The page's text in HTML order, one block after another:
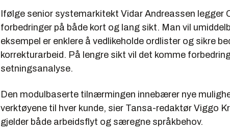
Ifølge senior systemarkitekt Vidar Andreassen legger
forbedringer på både kort og lang sikt. Man vil
eksempel er enklere å vedlikeholde ordlister og sikre
korrekturarbeid. På lengre sikt vil det komme
setningsanalyse.
Den modulbaserte tilnærmingen innebærer nye
verktøyene til hver kunde, sier Tansa-redaktør Viggo
gjelder både arbeidsflyt og særegne språkbehov.